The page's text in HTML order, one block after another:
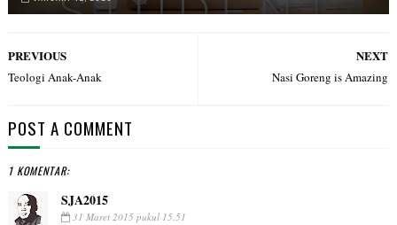
NEXT
Nasi Goreng is Amazing
PREVIOUS
Teologi Anak-Anak
POST A COMMENT
1 KOMENTAR:
SJA2015
31 Maret 2015 pukul 15.51